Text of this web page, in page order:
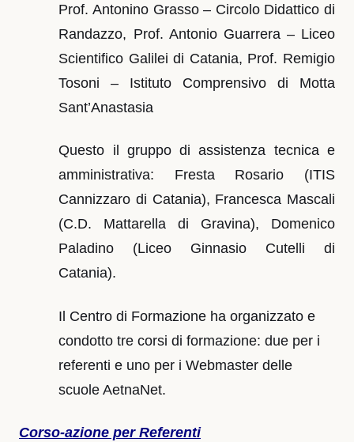
Prof. Antonino Grasso – Circolo Didattico di
Randazzo, Prof. Antonio Guarrera – Liceo
Scientifico Galilei di Catania, Prof. Remigio
Tosoni – Istituto Comprensivo di Motta
Sant’Anastasia
Questo il gruppo di assistenza tecnica e
amministrativa: Fresta Rosario (ITIS
Cannizzaro di Catania), Francesca Mascali
(C.D. Mattarella di Gravina), Domenico
Paladino (Liceo Ginnasio Cutelli di
Catania).
Il Centro di Formazione ha organizzato e
condotto tre corsi di formazione: due per i
referenti e uno per i Webmaster delle
scuole AetnaNet.
Corso-azione per Referenti